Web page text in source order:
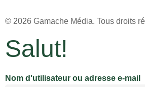
© 2026 Gamache Média. Tous droits
Salut!
Nom d'utilisateur ou adresse e-mail